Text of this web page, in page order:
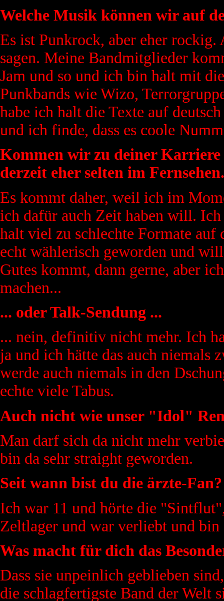
Welche Musik können wir auf
Es ist Punkrock, aber eher
sagen. Meine Bandmitglieder
Jam und so und ich bin halt mit
Punkbands wie Wizo,
habe ich halt die Texte auf
und ich finde, dass es coole
Kommen wir zu deiner
derzeit eher selten im
Es kommt daher, weil ich im
ich dafür auch Zeit haben will.
halt viel zu schlechte Formate
echt wählerisch geworden und
Gutes kommt, dann gerne, aber
machen...
... oder Talk-Sendung ...
... nein, definitiv nicht mehr. Ich
ja und ich hätte das auch niemals
werde auch niemals in den
echte viele Tabus.
Auch nicht wie unser "Idol"
Man darf sich da nicht mehr
bin da sehr straight geworden.
Seit wann bist du die ärzte-Fan?
Ich war 11 und hörte die
Zeltlager und war verliebt und bin
Was macht für dich das
Dass sie unpeinlich geblieben
die schlagfertigste Band der Welt